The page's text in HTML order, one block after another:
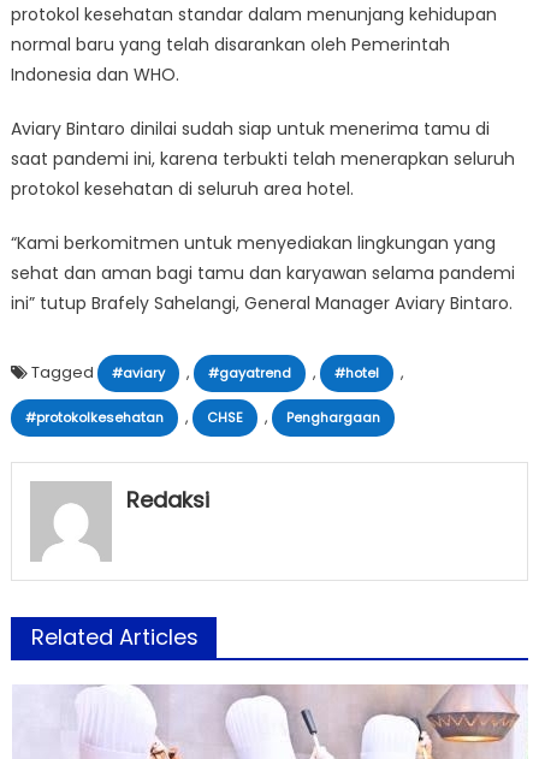
protokol kesehatan standar dalam menunjang kehidupan
normal baru yang telah disarankan oleh Pemerintah
Indonesia dan WHO.
Aviary Bintaro dinilai sudah siap untuk menerima tamu di
saat pandemi ini, karena terbukti telah menerapkan seluruh
protokol kesehatan di seluruh area hotel.
“Kami berkomitmen untuk menyediakan lingkungan yang
sehat dan aman bagi tamu dan karyawan selama pandemi
ini” tutup Brafely Sahelangi, General Manager Aviary Bintaro.
Tagged #aviary , #gayatrend , #hotel ,
#protokolkesehatan , CHSE , Penghargaan
Redaksi
Related Articles